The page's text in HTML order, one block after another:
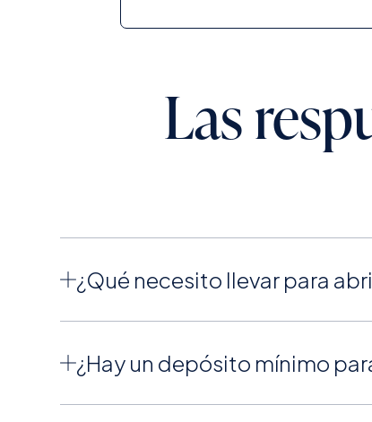
Las
¿Qué necesito llevar para
¿Hay un depósito mínimo